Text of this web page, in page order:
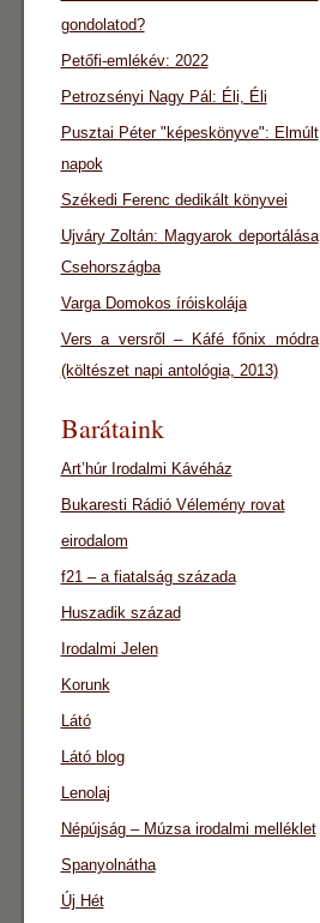
gondolatod?
Petőfi-emlékév: 2022
Petrozsényi Nagy Pál: Éli, Éli
Pusztai Péter "képeskönyve": Elmúlt
napok
Székedi Ferenc dedikált könyvei
Ujváry Zoltán: Magyarok deportálása
Csehországba
Varga Domokos íróiskolája
Vers a versről – Káfé főnix módra
(költészet napi antológia, 2013)
Barátaink
Art’húr Irodalmi Kávéház
Bukaresti Rádió Vélemény rovat
eirodalom
f21 – a fiatalság százada
Huszadik század
Irodalmi Jelen
Korunk
Látó
Látó blog
Lenolaj
Népújság – Múzsa irodalmi melléklet
Spanyolnátha
Új Hét